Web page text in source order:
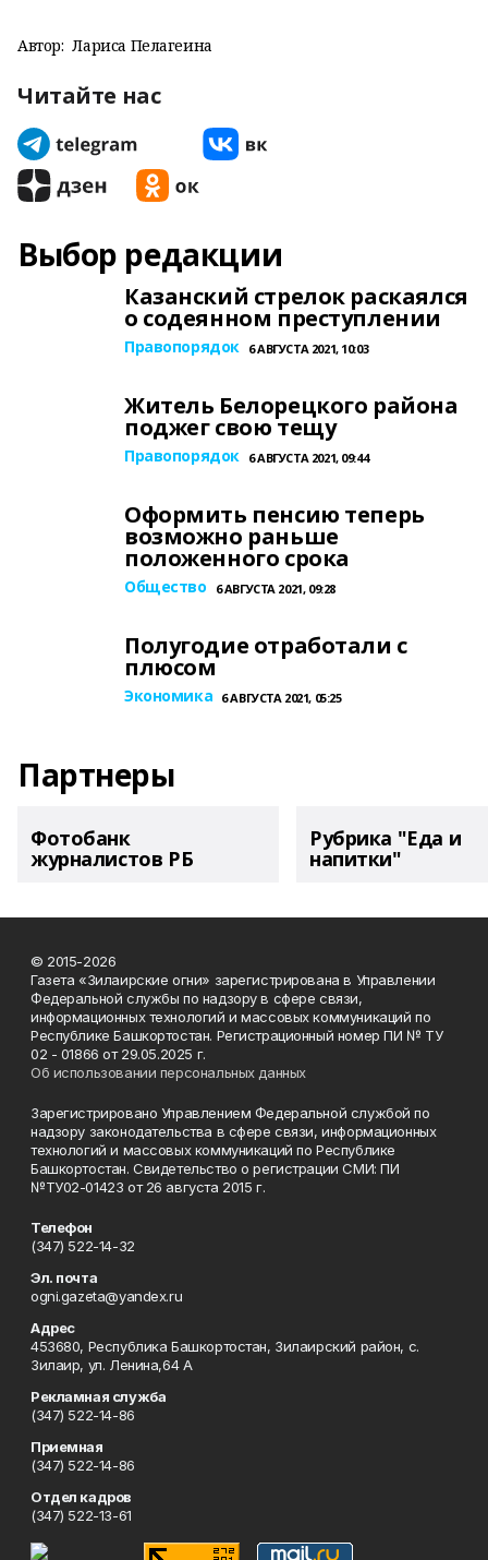
Автор: Лариса Пелагеина
Читайте нас
Выбор редакции
Казанский стрелок раскаялся
о содеянном преступлении
Правопорядок 6 АВГУСТА 2021, 10:03
Житель Белорецкого района
поджег свою тещу
Правопорядок 6 АВГУСТА 2021, 09:44
Оформить пенсию теперь
возможно раньше
положенного срока
Общество 6 АВГУСТА 2021, 09:28
Полугодие отработали с
плюсом
Экономика 6 АВГУСТА 2021, 05:25
Партнеры
Фотобанк
журналистов РБ
Рубрика "Еда и
напитки"
© 2015-2026
Газета «Зилаирские огни» зарегистрирована в Управлении
Федеральной службы по надзору в сфере связи,
информационных технологий и массовых коммуникаций по
Республике Башкортостан. Регистрационный номер ПИ № ТУ
02 - 01866 от 29.05.2025 г.
Об использовании персональных данных
Зарегистрировано Управлением Федеральной службой по
надзору законодательства в сфере связи, информационных
технологий и массовых коммуникаций по Республике
Башкортостан. Свидетельство о регистрации СМИ: ПИ
№ТУ02-01423 от 26 августа 2015 г.
Телефон
(347) 522-14-32
Эл. почта
ogni.gazeta@yandex.ru
Адрес
453680, Республика Башкортостан, Зилаирский район, с.
Зилаир, ул. Ленина,64 А
Рекламная служба
(347) 522-14-86
Приемная
(347) 522-14-86
Отдел кадров
(347) 522-13-61